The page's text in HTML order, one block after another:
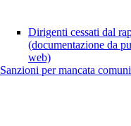
Dirigenti cessati dal
(documentazione da
web)
Sanzioni per mancata